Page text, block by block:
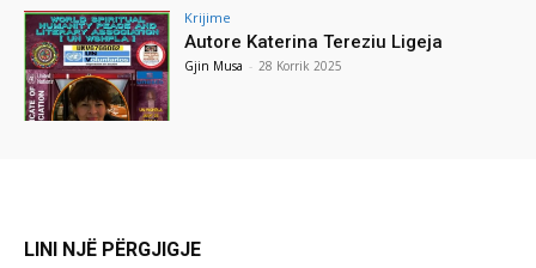
Krijime
Autore Katerina Tereziu Ligeja
Gjin Musa - 28 Korrik 2025
LINI NJË PËRGJIGJE